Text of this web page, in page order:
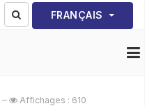
Sélectionnez votre
FRANÇAIS
Affichages : 610